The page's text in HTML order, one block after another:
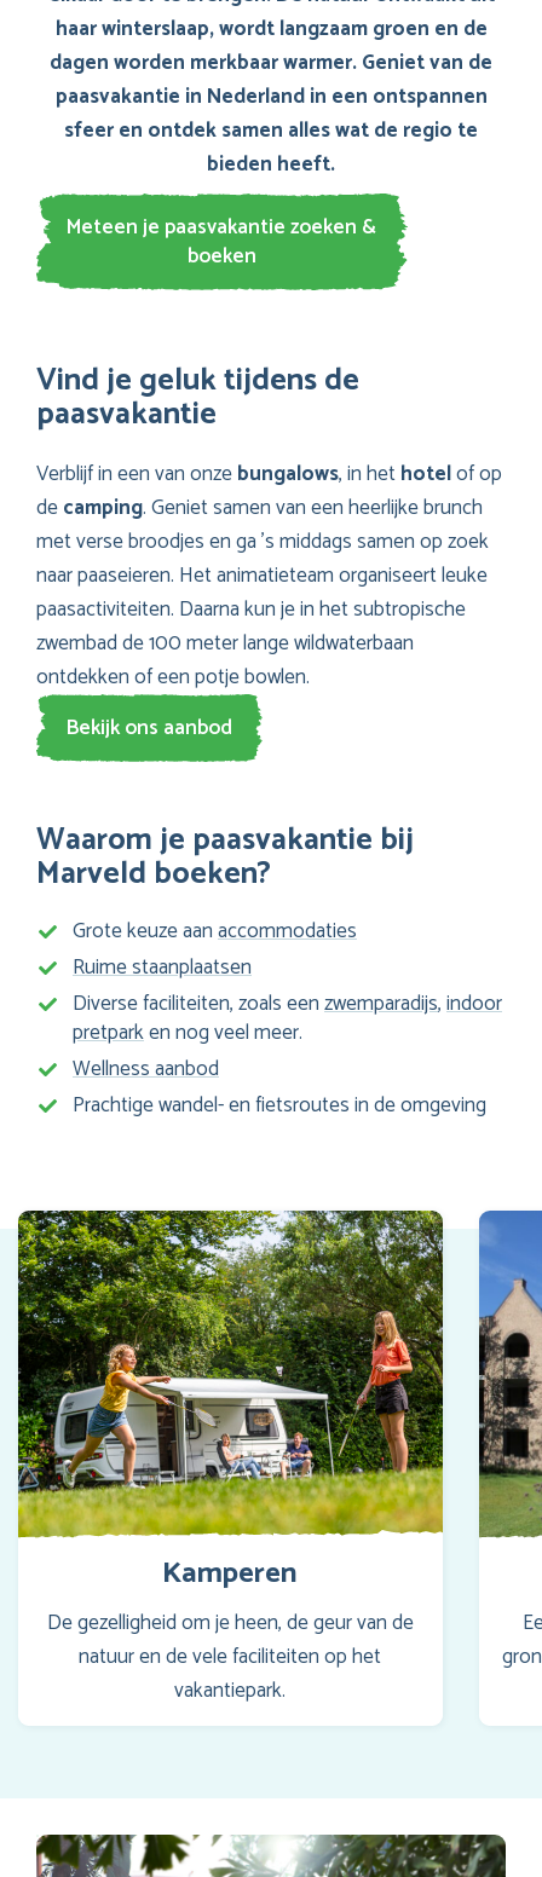
haar winterslaap, wordt langzaam groen en de
dagen worden merkbaar warmer. Geniet van de
paasvakantie in Nederland in een ontspannen
sfeer en ontdek samen alles wat de regio te
bieden heeft.
Meteen je paasvakantie zoeken &
boeken
Vind je geluk tijdens de
paasvakantie
Verblijf in een van onzebungalows, in hethotelof op
decamping. Geniet samen van een heerlijke brunch
met verse broodjes en ga ’s middags samen op zoek
naar paaseieren. Het animatieteam organiseert leuke
paasactiviteiten. Daarna kun je in het subtropische
zwembad de 100 meter lange wildwaterbaan
ontdekken of een potje bowlen.
Bekijk ons aanbod
Waarom je paasvakantie bij
Marveld boeken?
Grote keuze aanaccommodaties
Ruime staanplaatsen
Diverse faciliteiten, zoals eenzwemparadijs,indoor
pretparken nog veel meer.
Wellness aanbod
Prachtige wandel- en fietsroutes in de omgeving
Kamperen
De gezelligheid om je heen, de geur van de
natuur en de vele faciliteiten op het
vakantiepark.